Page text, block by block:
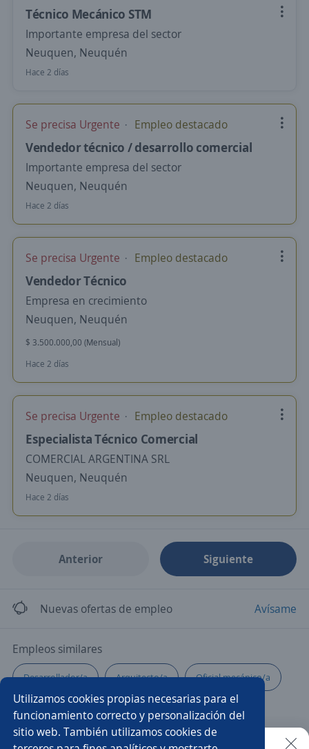
Utilizamos cookies propias necesarias para el
funcionamiento correcto y personalización del
sitio web. También utilizamos cookies de
Técnico Mecánico STM
Importante empresa del sector
Neuquen, Neuquén
Hace 2 días
Se precisa Urgente Empleo destacado
Vendedor técnico / desarrollo comercial
Importante empresa del sector
Neuquen, Neuquén
Hace 2 días
Se precisa Urgente Empleo destacado
Vendedor Técnico
Empresa en crecimiento
Neuquen, Neuquén
$ 3.500.000,00 (Mensual)
Hace 2 días
Se precisa Urgente Empleo destacado
Especialista Técnico Comercial
COMERCIAL ARGENTINA SRL
Neuquen, Neuquén
Hace 2 días
Anterior Siguiente
Nuevas ofertas de empleo Avísame
Empleos similares
Desarrollador/a Arquitecto/a Oficial mecánico/a
Financiero/a Comercial Mecánico/a
Consultor SAP Elaborador/a Vendedor/a técnico